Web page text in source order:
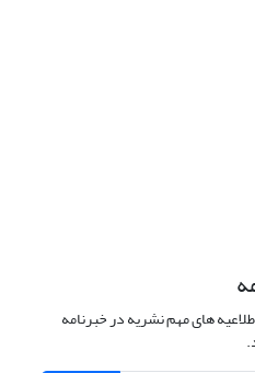
های مهم نشریه در خبرنامه